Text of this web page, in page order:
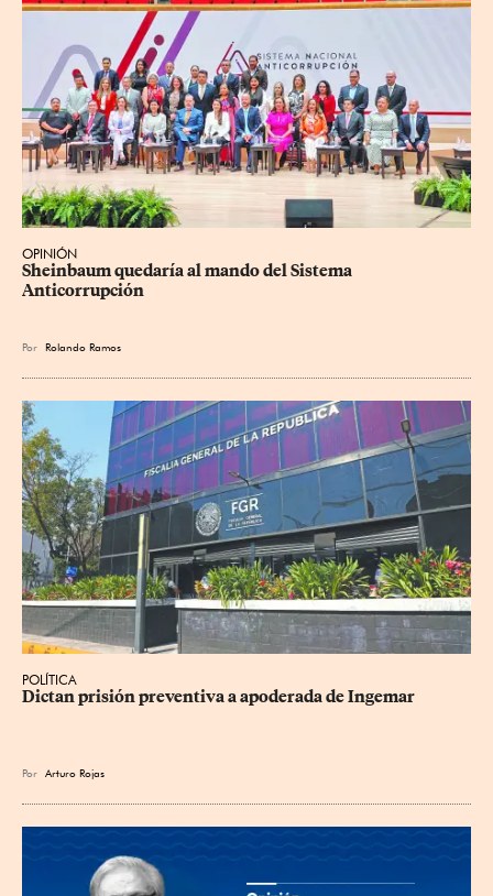
OPINIÓN
Sheinbaum quedaría al mando del Sistema
Anticorrupción
Por Rolando Ramos
POLÍTICA
Dictan prisión preventiva a apoderada de Ingemar
Por Arturo Rojas